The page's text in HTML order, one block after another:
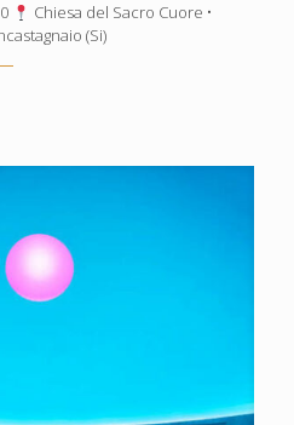
Chiesa del Sacro Cuore •
(Si)